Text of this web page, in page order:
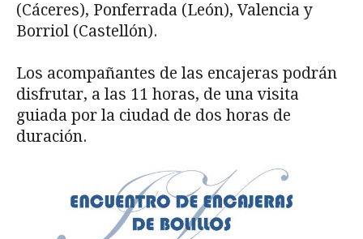
(Cáceres), Ponferrada (León), Valencia y
Borriol (Castellón).
Los acompañantes de las encajeras podrán
disfrutar, a las 11 horas, de una visita
guiada por la ciudad de dos horas de
duración.